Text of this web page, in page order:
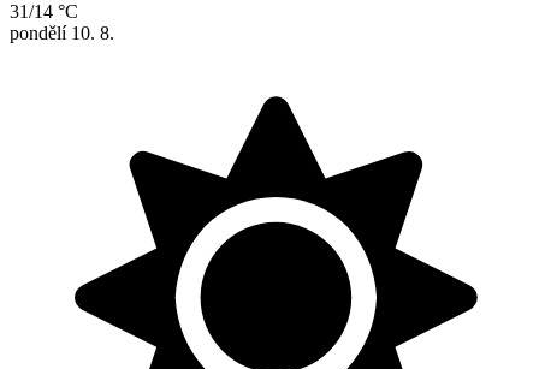
31/14 °C
pondělí 10. 8.